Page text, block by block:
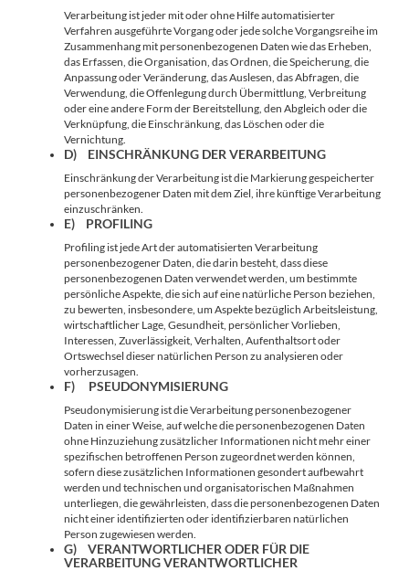
Verarbeitung ist jeder mit oder ohne Hilfe automatisierter
Verfahren ausgeführte Vorgang oder jede solche Vorgangsreihe im
Zusammenhang mit personenbezogenen Daten wie das Erheben,
das Erfassen, die Organisation, das Ordnen, die Speicherung, die
Anpassung oder Veränderung, das Auslesen, das Abfragen, die
Verwendung, die Offenlegung durch Übermittlung, Verbreitung
oder eine andere Form der Bereitstellung, den Abgleich oder die
Verknüpfung, die Einschränkung, das Löschen oder die
Vernichtung.
D) EINSCHRÄNKUNG DER VERARBEITUNG
Einschränkung der Verarbeitung ist die Markierung gespeicherter
personenbezogener Daten mit dem Ziel, ihre künftige Verarbeitung
einzuschränken.
E) PROFILING
Profiling ist jede Art der automatisierten Verarbeitung
personenbezogener Daten, die darin besteht, dass diese
personenbezogenen Daten verwendet werden, um bestimmte
persönliche Aspekte, die sich auf eine natürliche Person beziehen,
zu bewerten, insbesondere, um Aspekte bezüglich Arbeitsleistung,
wirtschaftlicher Lage, Gesundheit, persönlicher Vorlieben,
Interessen, Zuverlässigkeit, Verhalten, Aufenthaltsort oder
Ortswechsel dieser natürlichen Person zu analysieren oder
vorherzusagen.
F) PSEUDONYMISIERUNG
Pseudonymisierung ist die Verarbeitung personenbezogener
Daten in einer Weise, auf welche die personenbezogenen Daten
ohne Hinzuziehung zusätzlicher Informationen nicht mehr einer
spezifischen betroffenen Person zugeordnet werden können,
sofern diese zusätzlichen Informationen gesondert aufbewahrt
werden und technischen und organisatorischen Maßnahmen
unterliegen, die gewährleisten, dass die personenbezogenen Daten
nicht einer identifizierten oder identifizierbaren natürlichen
Person zugewiesen werden.
G) VERANTWORTLICHER ODER FÜR DIE
VERARBEITUNG VERANTWORTLICHER